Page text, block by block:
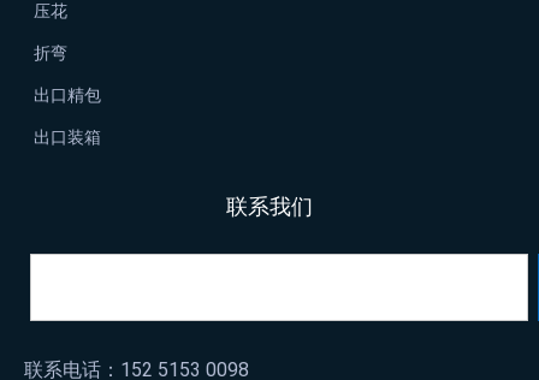
压花
折弯
出口精包
出口装箱
联系我们
联系电话：152 5153 0098